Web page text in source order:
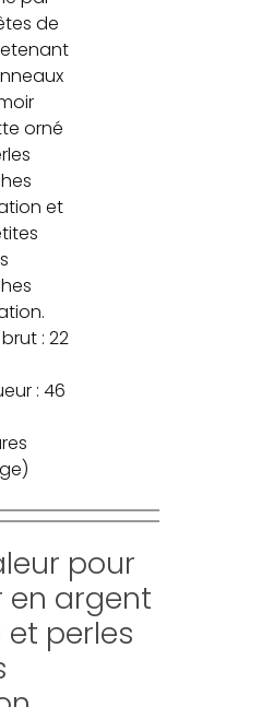
de
orné
et
: 22
: 46
pour
en argent
et perles